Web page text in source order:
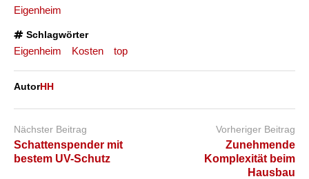
Eigenheim
Schlagwörter
Eigenheim Kosten top
AutorHH
Nächster Beitrag
Schattenspender mit
bestem UV-Schutz
Vorheriger Beitrag
Zunehmende
Komplexität beim
Hausbau